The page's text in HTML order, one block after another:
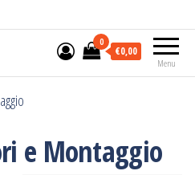
Menu
0
€0,00
e Montaggio